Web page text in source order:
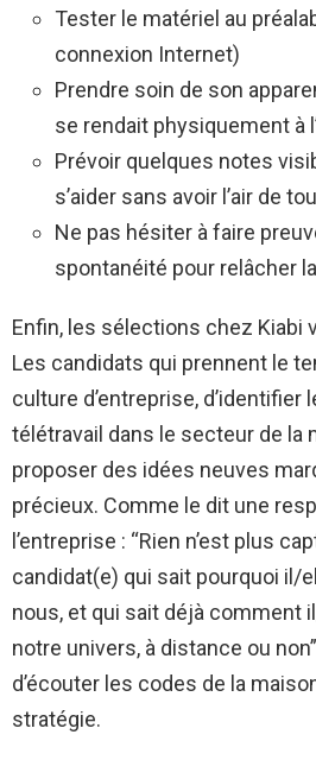
Tester le matériel au
connexion Internet)
Prendre soin de son
se rendait physiquement à
Prévoir quelques notes
s’aider sans avoir l’air de
Ne pas hésiter à faire
spontanéité pour relâcher
Enfin, les sélections chez Kiabi
Les candidats qui prennent le
culture d’entreprise, d’identifier
télétravail dans le secteur de la
proposer des idées neuves
précieux. Comme le dit une
l’entreprise : “Rien n’est plus
candidat(e) qui sait pourquoi il/
nous, et qui sait déjà comment
notre univers, à distance ou
d’écouter les codes de la
stratégie.